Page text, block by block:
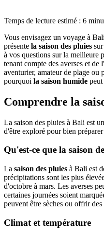
Temps de lecture estimé : 6
Vous envisagez un voyage à
présente la saison des pluies
à vos questions sur la meilleure
tenant compte des averses et
aventurier, amateur de plage ou
pourquoi la saison humide peut
Comprendre la
La saison des pluies à Bali est
d'être exploré pour bien
Qu'est-ce que la saison
La saison des pluies à Bali est
précipitations sont les plus
d'octobre à mars. Les averses
certaines journées soient
peuvent être sèches ou offrir
Climat et température